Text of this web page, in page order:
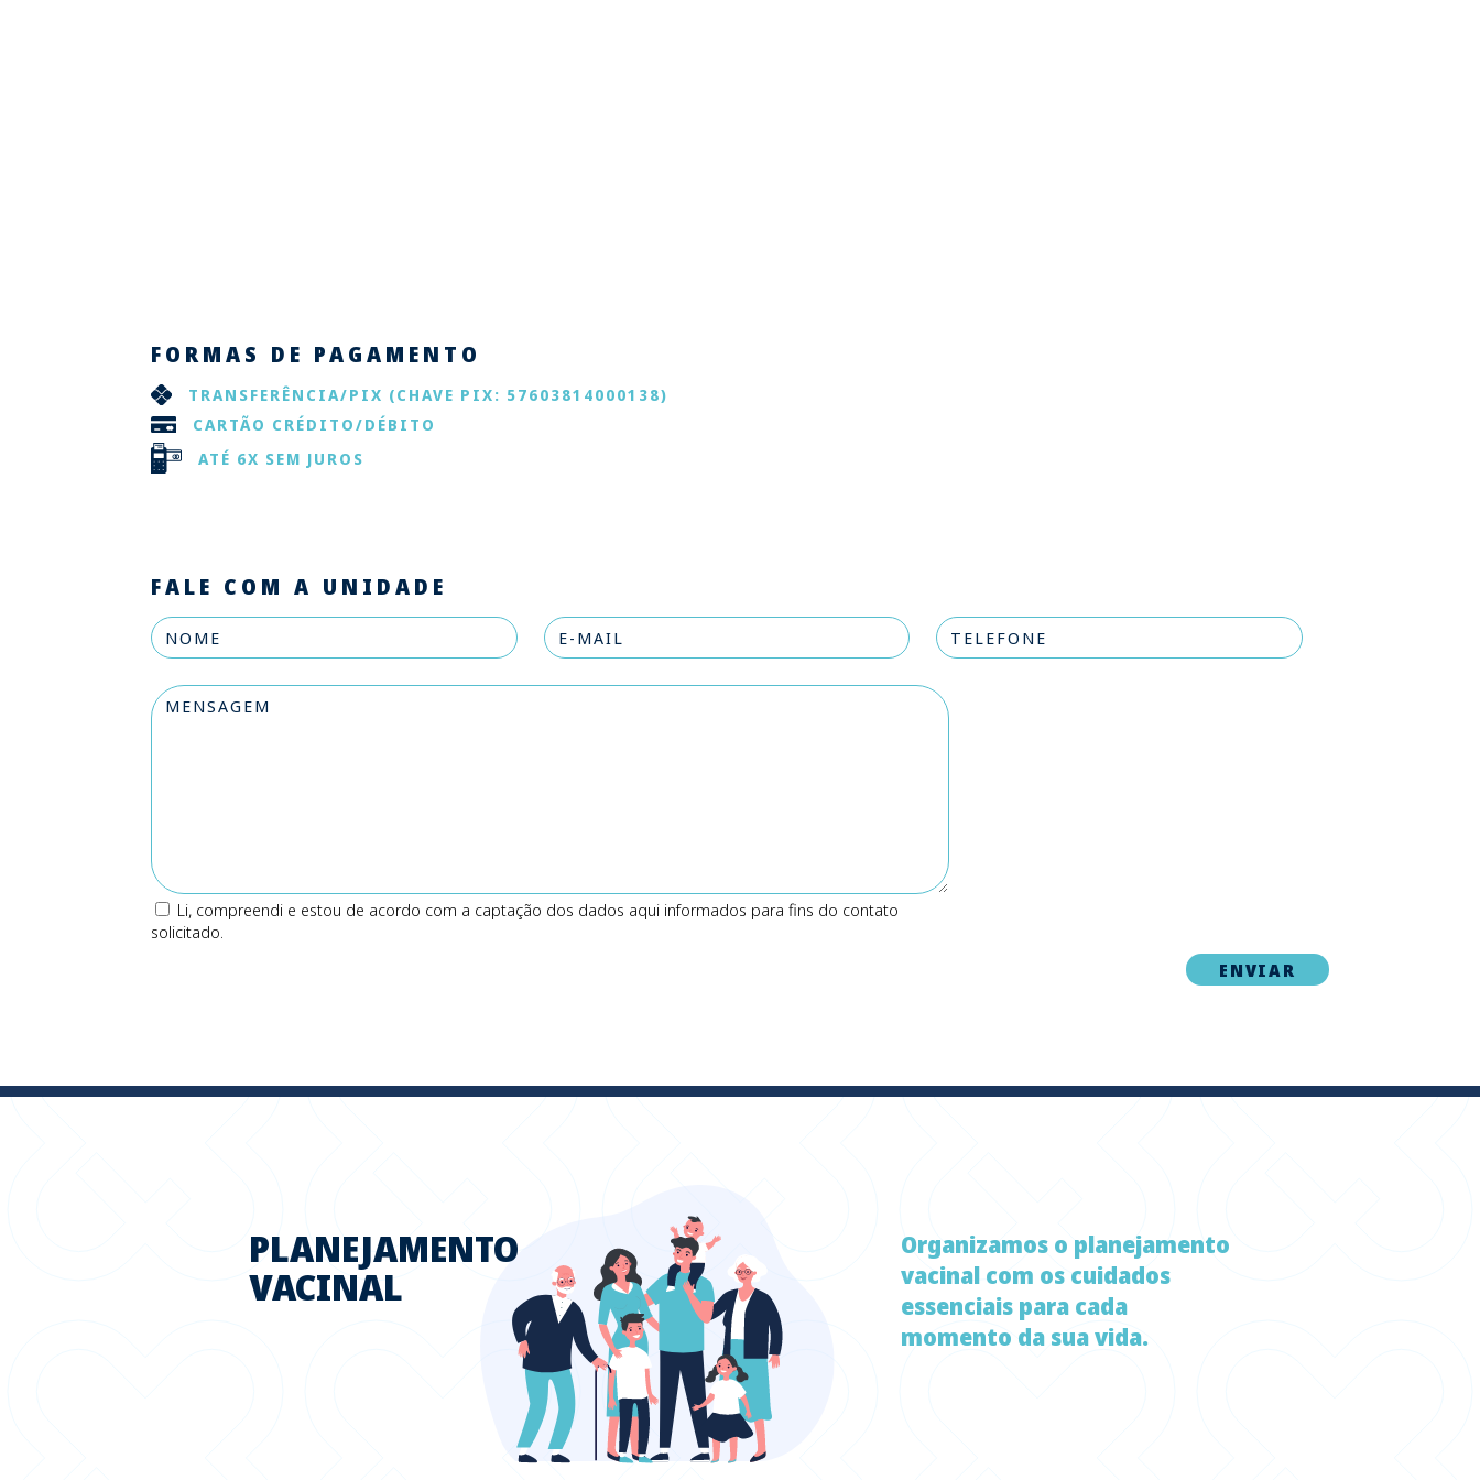
FORMAS DE PAGAMENTO
TRANSFERÊNCIA/PIX (CHAVE PIX: 57603814000138)
CARTÃO CRÉDITO/DÉBITO
ATÉ 6X SEM JUROS
FALE COM A UNIDADE
Li, compreendi e estou de acordo com a captação dos dados aqui informados para fins do contato
solicitado.
PLANEJAMENTO
VACINAL
Organizamos o planejamento
vacinal com os cuidados
essenciais para cada
momento da sua vida.